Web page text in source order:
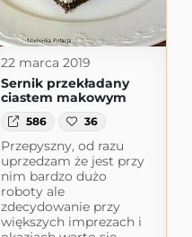
22 marca 2019
Sernik przekładany
ciastem makowym
586 36
Przepyszny, od razu
uprzedzam że jest przy
nim bardzo dużo
roboty ale
zdecydowanie przy
większych imprezach i